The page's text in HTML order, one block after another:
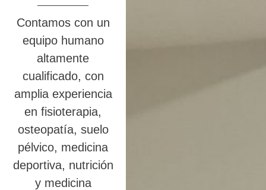
Contamos con un
equipo humano
altamente
cualificado, con
amplia experiencia
en fisioterapia,
osteopatía, suelo
pélvico, medicina
deportiva, nutrición
y medicina